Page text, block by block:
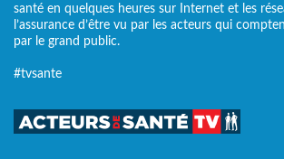
santé en quelques heures sur Internet et les
l’assurance d’être vu par les acteurs qui
par le grand public.
#tvsante